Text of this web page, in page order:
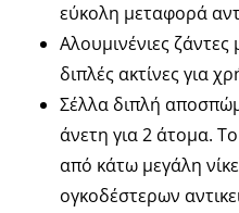
εύκολη μεταφορά
Αλουμινένιες
διπλές ακτίνες για
Σέλλα διπλή
άνετη για 2 άτομα.
από κάτω μεγάλη
ογκοδέστερων